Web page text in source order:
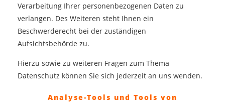
Verarbeitung Ihrer personenbezogenen Daten zu
verlangen. Des Weiteren steht Ihnen ein
Beschwerderecht bei der zuständigen
Aufsichtsbehörde zu.
Hierzu sowie zu weiteren Fragen zum Thema
Datenschutz können Sie sich jederzeit an uns wenden.
Analyse-Tools und Tools von